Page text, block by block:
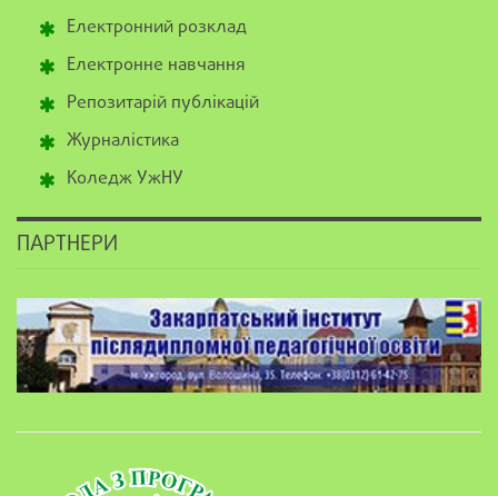
Електронний розклад
Електронне навчання
Репозитарій публікацій
Журналістика
Коледж УжНУ
ПАРТНЕРИ